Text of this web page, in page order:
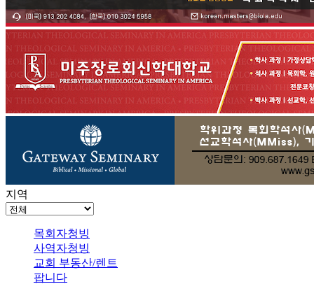
지역
목회자청빙
사역자청빙
교회 부동산/렌트
팝니다